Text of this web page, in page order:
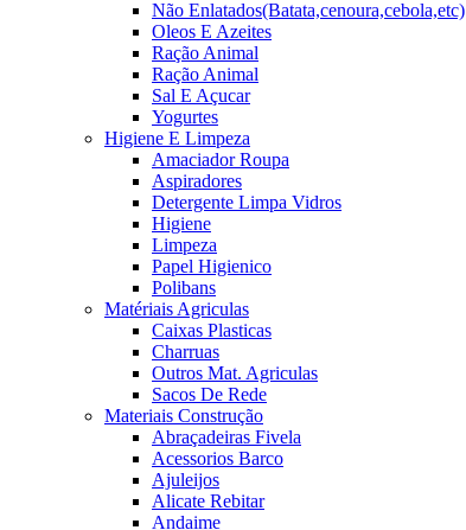
Não Enlatados(Batata,cenoura,cebola,etc)
Oleos E Azeites
Ração Animal
Ração Animal
Sal E Açucar
Yogurtes
Higiene E Limpeza
Amaciador Roupa
Aspiradores
Detergente Limpa Vidros
Higiene
Limpeza
Papel Higienico
Polibans
Matériais Agriculas
Caixas Plasticas
Charruas
Outros Mat. Agriculas
Sacos De Rede
Materiais Construção
Abraçadeiras Fivela
Acessorios Barco
Ajuleijos
Alicate Rebitar
Andaime